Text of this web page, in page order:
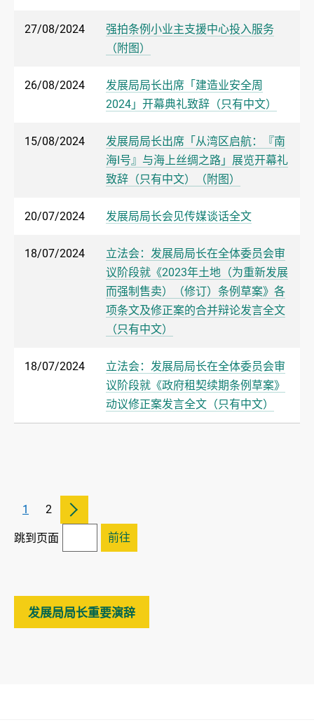
27/08/2024
强拍条例小业主支援中心投入服务
（附图）
26/08/2024
发展局局长出席「建造业安全周
2024」开幕典礼致辞（只有中文）
15/08/2024
​发展局局长出席「从湾区启航：『南
海I号』与海上丝绸之路」展览开幕礼
致辞（只有中文）（附图）
20/07/2024 ​发展局局长会见传媒谈话全文
18/07/2024
立法会：发展局局长在全体委员会审
议阶段就《2023年土地（为重新发展
而强制售卖）（修订）条例草案》各
项条文及修正案的合并辩论发言全文
（只有中文）
18/07/2024
立法会：发展局局长在全体委员会审
议阶段就《政府租契续期条例草案》
动议修正案发言全文（只有中文）
1 2
跳到页面 前往
发展局局长重要演辞